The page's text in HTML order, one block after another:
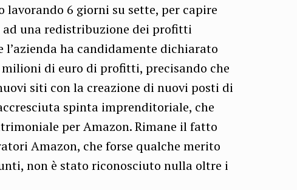
6 giorni su sette, per capire
ad una redistribuzione dei profitti
ha candidamente dichiarato
di euro di profitti, precisando che
siti con la creazione di nuovi posti di
spinta imprenditoriale, che
per Amazon. Rimane il fatto
Amazon, che forse qualche merito
non è stato riconosciuto nulla oltre i